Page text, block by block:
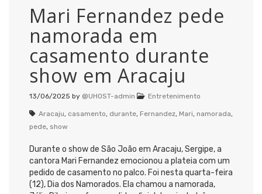
Mari Fernandez pede
namorada em
casamento durante
show em Aracaju
13/06/2025 by @UHOST-admin Entretenimento
Aracaju, casamento, durante, Fernandez, Mari, namorada,
pede, show
Durante o show de São João em Aracaju, Sergipe, a
cantora Mari Fernandez emocionou a plateia com um
pedido de casamento no palco. Foi nesta quarta-feira
(12), Dia dos Namorados. Ela chamou a namorada,